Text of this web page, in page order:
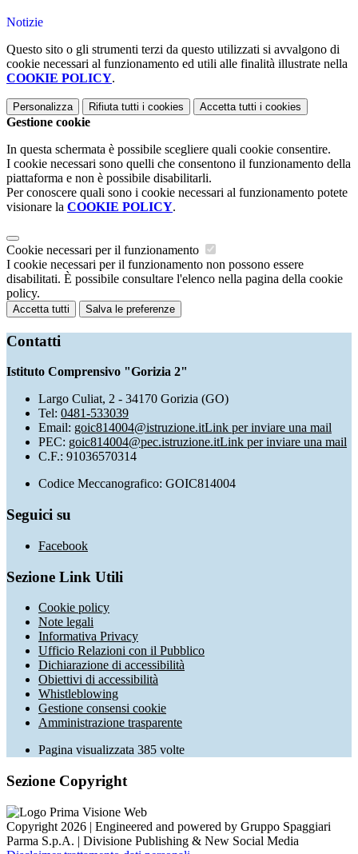
Notizie
Questo sito o gli strumenti terzi da questo utilizzati si avvalgono di
cookie necessari al funzionamento ed utili alle finalità illustrate nella
COOKIE POLICY.
Personalizza Rifiuta tutti i cookies Accetta tutti i cookies
Gestione cookie
In questa schermata è possibile scegliere quali cookie consentire.
I cookie necessari sono quelli che consentono il funzionamento della
piattaforma e non è possibile disabilitarli.
Per conoscere quali sono i cookie necessari al funzionamento potete
visionare la COOKIE POLICY.
Cookie necessari per il funzionamento
I cookie necessari per il funzionamento non possono essere
disabilitati. È possibile consultare l'elenco nella pagina della cookie
policy.
Accetta tutti Salva le preferenze
Contatti
Istituto Comprensivo "Gorizia 2"
Largo Culiat, 2 - 34170 Gorizia (GO)
Tel: 0481-533039
Email: goic814004@istruzione.itLink per inviare una mail
PEC: goic814004@pec.istruzione.itLink per inviare una mail
C.F.: 91036570314
Codice Meccanografico: GOIC814004
Seguici su
Facebook
Sezione Link Utili
Cookie policy
Note legali
Informativa Privacy
Ufficio Relazioni con il Pubblico
Dichiarazione di accessibilità
Obiettivi di accessibilità
Whistleblowing
Gestione consensi cookie
Amministrazione trasparente
Pagina visualizzata 385 volte
Sezione Copyright
Copyright 2026 | Engineered and powered by Gruppo Spaggiari
Parma S.p.A. | Divisione Publishing & New Social Media